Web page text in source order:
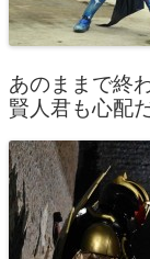
あのままで終
賢人君も心配